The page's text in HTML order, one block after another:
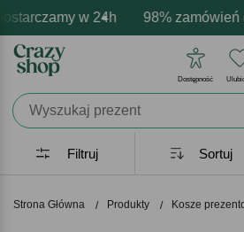
w 24h 98% zamówień
personalizacja produktów
emocje - zawsze udane
Dostępność
Strona Główna Produkty Kosze
Filtruj Sortuj